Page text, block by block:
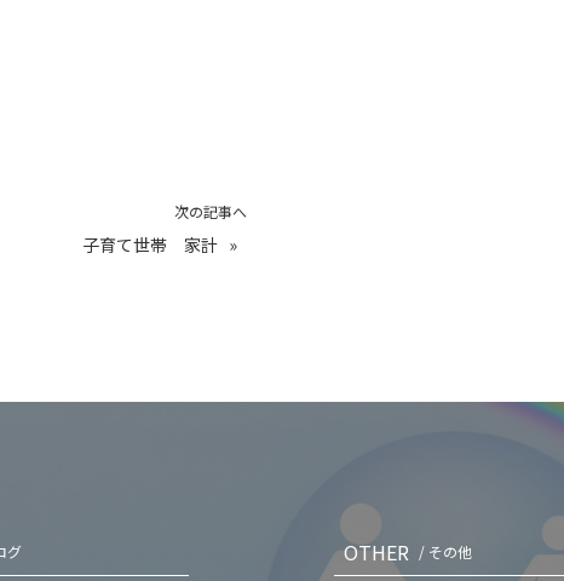
次の記事へ
子育て世帯 家計 »
グ OTHER / その他